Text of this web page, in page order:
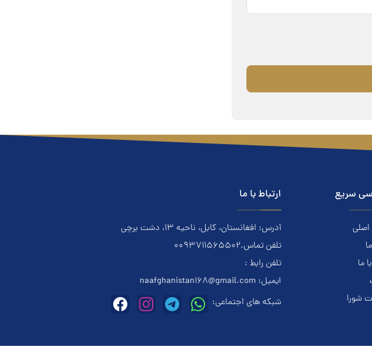
سریع
ما
شورا
ارتباط با ما
آدرس: افغانستان، کابل، ناحیه ۱۳، دشت برچی
تلفن تماس.0093711565502
تلفن رابط :
ایمیل: naafghanistan168@gmail.com
شبکه های اجتماعی: